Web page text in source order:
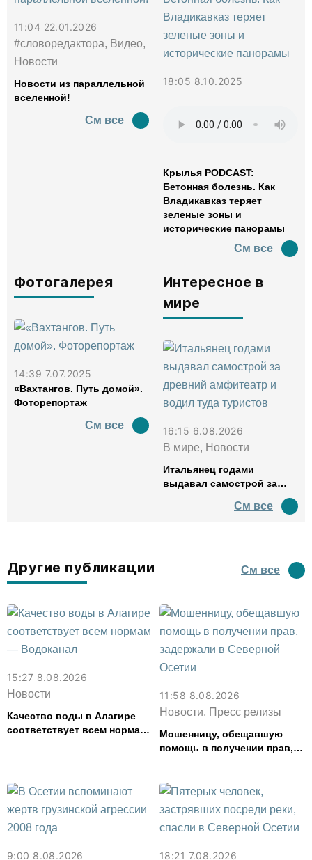
11:04 22.01.2026
#словоредактора, Видео,
Новости
Новости из параллельной
вселенной!
См все
18:05 8.10.2025
Крылья PODCAST:
Бетонная болезнь. Как
Владикавказ теряет
зеленые зоны и
исторические панорамы
См все
Фотогалерея
14:39 7.07.2025
«Вахтангов. Путь домой».
Фоторепортаж
См все
Интересное в
мире
16:15 6.08.2026
В мире, Новости
Итальянец годами
выдавал самострой за
водил туда туристов
См все
Другие публикации См все
15:27 8.08.2026
Новости
Качество воды в Алагире
соответствует всем нормам
11:58 8.08.2026
Новости, Пресс релизы
Мошенницу, обещавшую
помощь в получении прав,
9:00 8.08.2026 18:21 7.08.2026